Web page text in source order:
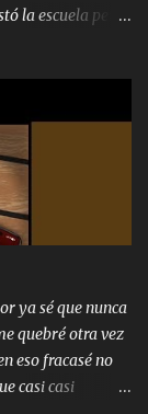
la escuela pero
Con mi Glock
un licenciado
Música
nunca me ha
también al
antros me verán
siempre
ya saben de
ya sé que nunca
quebré otra vez
eso fracasé no
casi casi